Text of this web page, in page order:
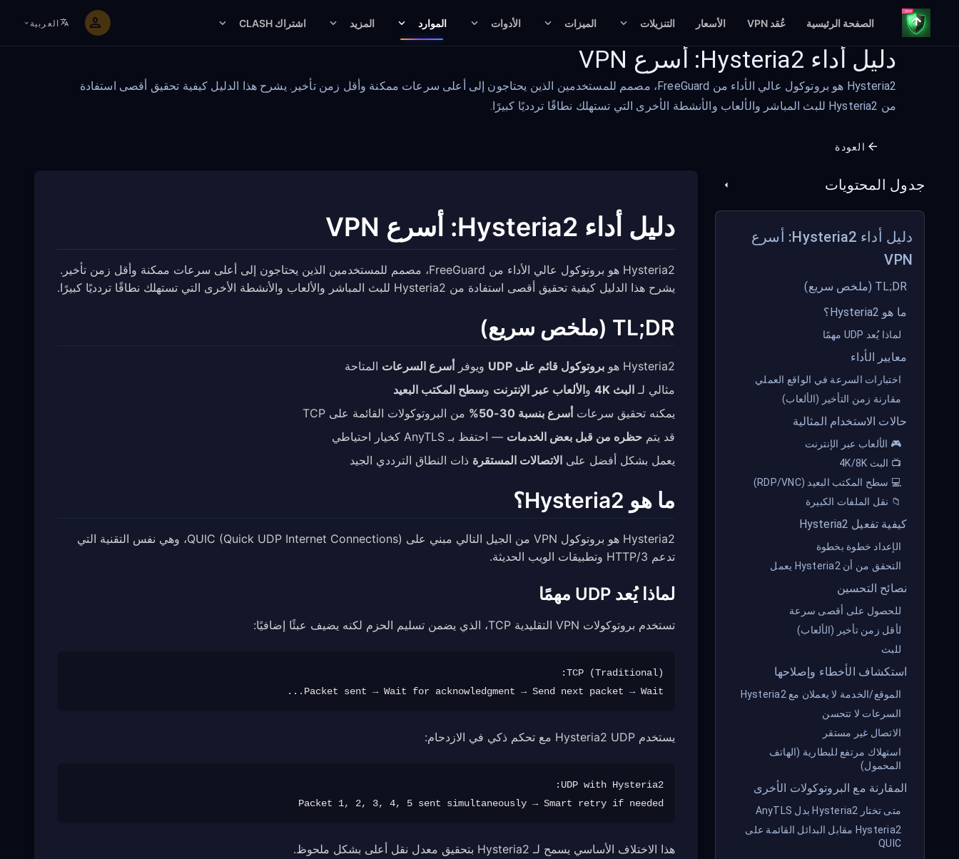
الصفحة الرئيسية عُقد VPN الأسعار التنزيلات الميزات الأدوات الموارد المزيد اشتراك CLASH العربية
دليل أداء Hysteria2: أسرع VPN
Hysteria2 هو بروتوكول عالي الأداء من FreeGuard، مصمم للمستخدمين الذين يحتاجون إلى أعلى سرعات ممكنة وأقل زمن تأخير. يشرح هذا الدليل كيفية تحقيق أقصى استفادة
من Hysteria2 للبث المباشر والألعاب والأنشطة الأخرى التي تستهلك نطاقًا تردديًا كبيرًا.
العودة
جدول المحتويات
دليل أداء Hysteria2: أسرع
VPN
TL;DR (ملخص سريع)
ما هو Hysteria2؟
لماذا يُعد UDP مهمًا
معايير الأداء
اختبارات السرعة في الواقع العملي
مقارنة زمن التأخير (الألعاب)
حالات الاستخدام المثالية
🎮 الألعاب عبر الإنترنت
📺 البث 4K/8K
💻 سطح المكتب البعيد (RDP/VNC)
📁 نقل الملفات الكبيرة
كيفية تفعيل Hysteria2
الإعداد خطوة بخطوة
التحقق من أن Hysteria2 يعمل
نصائح التحسين
للحصول على أقصى سرعة
لأقل زمن تأخير (الألعاب)
للبث
استكشاف الأخطاء وإصلاحها
الموقع/الخدمة لا يعملان مع Hysteria2
السرعات لا تتحسن
الاتصال غير مستقر
استهلاك مرتفع للبطارية (الهاتف
المحمول)
المقارنة مع البروتوكولات الأخرى
متى تختار Hysteria2 بدل AnyTLS
Hysteria2 مقابل البدائل القائمة على
QUIC
دليل أداء Hysteria2: أسرع VPN
Hysteria2 هو بروتوكول عالي الأداء من FreeGuard، مصمم للمستخدمين الذين يحتاجون إلى أعلى سرعات ممكنة وأقل زمن تأخير.
يشرح هذا الدليل كيفية تحقيق أقصى استفادة من Hysteria2 للبث المباشر والألعاب والأنشطة الأخرى التي تستهلك نطاقًا تردديًا كبيرًا.
TL;DR (ملخص سريع)
Hysteria2 هو بروتوكول قائم على UDP ويوفرأسرع السرعات المتاحة
مثالي لـ البث 4K والألعاب عبر الإنترنت وسطح المكتب البعيد
يمكنه تحقيق سرعاتأسرع بنسبة 30-50%
من البروتوكولات القائمة على TCP
قد يتم حظره من قبل بعض الخدمات — احتفظ بـ AnyTLS كخيار احتياطي
يعمل بشكل أفضل على الاتصالات المستقرة ذات النطاق الترددي الجيد
ما هو Hysteria2؟
Hysteria2 هو بروتوكول VPN من الجيل التالي مبني على QUIC (Quick UDP Internet Connections)، وهي نفس التقنية التي
تدعم HTTP/3 وتطبيقات الويب الحديثة.
لماذا يُعد UDP مهمًا
تستخدم بروتوكولات VPN التقليدية TCP، الذي يضمن تسليم الحزم لكنه يضيف عبئًا إضافيًا:
Packet sent → Wait for acknowledgment → Send next packet → Wait...
يستخدم Hysteria2 UDP مع تحكم ذكي في الازدحام:
Packet 1, 2, 3, 4, 5 sent simultaneously → Smart retry if needed
هذا الاختلاف الأساسي يسمح لـ Hysteria2 بتحقيق معدل نقل أعلى بشكل ملحوظ.